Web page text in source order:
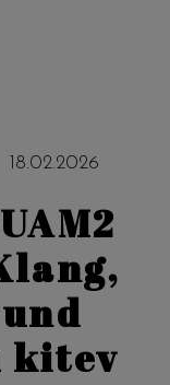
18.02.2026
kitev